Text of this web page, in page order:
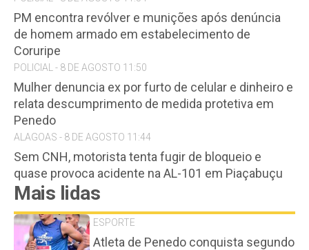
PM encontra revólver e munições após denúncia
de homem armado em estabelecimento de
Coruripe
POLICIAL - 8 DE AGOSTO 11:50
Mulher denuncia ex por furto de celular e dinheiro e
relata descumprimento de medida protetiva em
Penedo
ALAGOAS - 8 DE AGOSTO 11:44
Sem CNH, motorista tenta fugir de bloqueio e
quase provoca acidente na AL-101 em Piaçabuçu
Mais lidas
ESPORTE
Atleta de Penedo conquista segundo